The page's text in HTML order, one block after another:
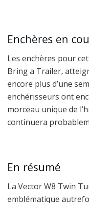
Enchères en
Les enchères pour
Bring a Trailer,
encore plus d’une
enchérisseurs ont
morceau unique de
continuera
En résumé
La Vector W8 Twin
emblématique